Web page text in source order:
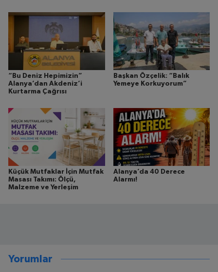
“Bu Deniz Hepimizin”
Alanya’dan Akdeniz’i
Kurtarma Çağrısı
Başkan Özçelik: “Balık
Yemeye Korkuyorum”
Küçük Mutfaklar İçin Mutfak
Masası Takımı: Ölçü,
Malzeme ve Yerleşim
Alanya’da 40 Derece
Alarmı!
Yorumlar